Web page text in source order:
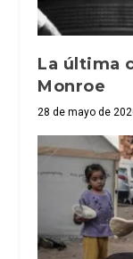
La última
Monroe
28 de mayo de